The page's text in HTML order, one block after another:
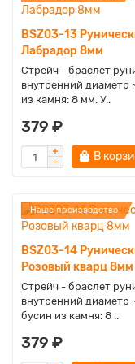
BSZ03-13
Лабрадор 8мм
Стрейч - браслет
внутренний диаметр
из камня: 8 мм. У..
379 ₽
В
Наше производство
BSZ03-14
Розовый кварц 8мм
Стрейч - браслет
внутренний диаметр
бусин из камня: 8 ..
379 ₽